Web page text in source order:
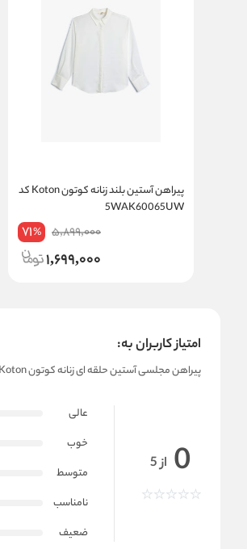
پیراهن آستین بلند زنانه کوتون Koton کد
5WAK60065UW
5,899,000
71%
1,699,000
امتیاز کاربران به:
پیراهن مجلسی آستین حلقه ای زنانه کوتون Koton کد 5SAL80149IK
0 از 5
عالی
خوب
متوسط
نامناسب
ضعیف